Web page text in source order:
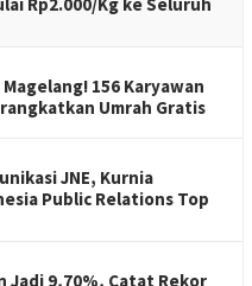
156 Karyawan
Umrah Gratis
JNE, Kurnia
Public Relations Top
Jadi 9,70%, Catat Rekor